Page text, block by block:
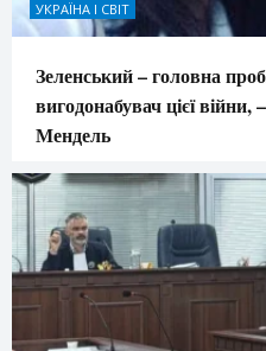
УКРАЇНА І СВІТ
Зеленський – головна
вигодонабувач цієї
Мендель